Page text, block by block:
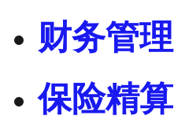
财务管理
保险精算